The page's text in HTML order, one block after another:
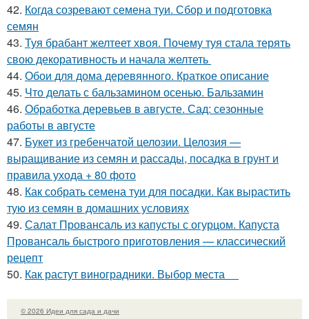
42. Когда созревают семена туи. Сбор и подготовка
семян
43. Туя брабант желтеет хвоя. Почему туя стала терять
свою декоративность и начала желтеть
44. Обои для дома деревянного. Краткое описание
45. Что делать с бальзамином осенью. Бальзамин
46. Обработка деревьев в августе. Сад: сезонные
работы в августе
47. Букет из гребенчатой целозии. Целозия —
выращивание из семян и рассады, посадка в грунт и
правила ухода + 80 фото
48. Как собрать семена туи для посадки. Как вырастить
тую из семян в домашних условиях
49. Салат Провансаль из капусты с огурцом. Капуста
Провансаль быстрого приготовления — классический
рецепт
50. Как растут виноградники. Выбор места
© 2026 Идеи для сада и дачи